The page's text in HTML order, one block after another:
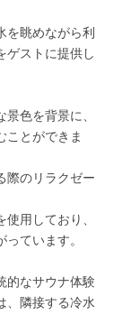
を眺めながら利
ゲストに提供し
色を背景に、
ことができま
際のリラクゼー
用しており、
ています。
的なサウナ体験
、隣接する冷水